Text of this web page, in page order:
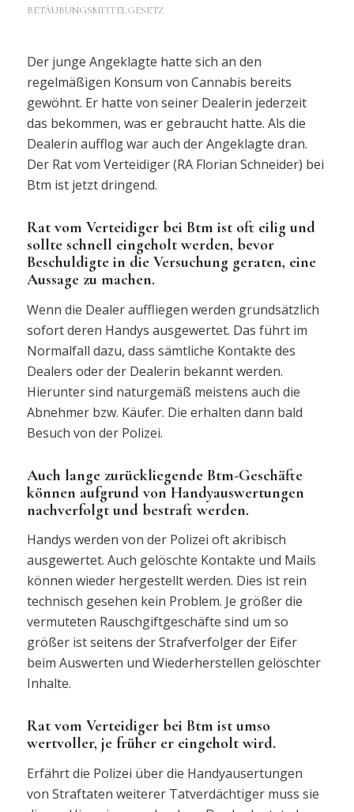
BETÄUBUNGSMITTELGESETZ
Der junge Angeklagte hatte sich an den
regelmäßigen Konsum von Cannabis bereits
gewöhnt. Er hatte von seiner Dealerin jederzeit
das bekommen, was er gebraucht hatte. Als die
Dealerin aufflog war auch der Angeklagte dran.
Der Rat vom Verteidiger (RA Florian Schneider) bei
Btm ist jetzt dringend.
Rat vom Verteidiger bei Btm ist oft eilig und
sollte schnell eingeholt werden, bevor
Beschuldigte in die Versuchung geraten, eine
Aussage zu machen.
Wenn die Dealer auffliegen werden grundsätzlich
sofort deren Handys ausgewertet. Das führt im
Normalfall dazu, dass sämtliche Kontakte des
Dealers oder der Dealerin bekannt werden.
Hierunter sind naturgemäß meistens auch die
Abnehmer bzw. Käufer. Die erhalten dann bald
Besuch von der Polizei.
Auch lange zurückliegende Btm-Geschäfte
können aufgrund von Handyauswertungen
nachverfolgt und bestraft werden.
Handys werden von der Polizei oft akribisch
ausgewertet. Auch gelöschte Kontakte und Mails
können wieder hergestellt werden. Dies ist rein
technisch gesehen kein Problem. Je größer die
vermuteten Rauschgiftgeschäfte sind um so
größer ist seitens der Strafverfolger der Eifer
beim Auswerten und Wiederherstellen gelöschter
Inhalte.
Rat vom Verteidiger bei Btm ist umso
wertvoller, je früher er eingeholt wird.
Erfährt die Polizei über die Handyausertungen
von Straftaten weiterer Tatverdächtiger muss sie